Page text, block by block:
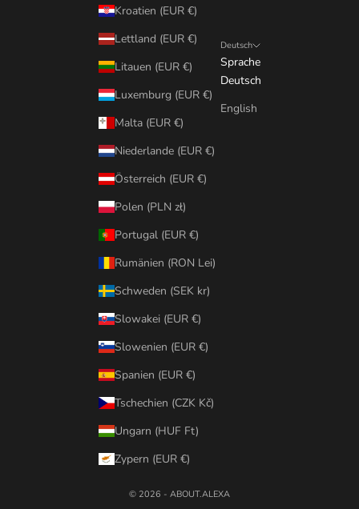
Kroatien (EUR €)
Lettland (EUR €)
Litauen (EUR €)
Luxemburg (EUR €)
Malta (EUR €)
Niederlande (EUR €)
Österreich (EUR €)
Polen (PLN zł)
Portugal (EUR €)
Rumänien (RON Lei)
Schweden (SEK kr)
Slowakei (EUR €)
Slowenien (EUR €)
Spanien (EUR €)
Tschechien (CZK Kč)
Ungarn (HUF Ft)
Zypern (EUR €)
Deutsch
Sprache
Deutsch
English
© 2026 - ABOUT.ALEXA